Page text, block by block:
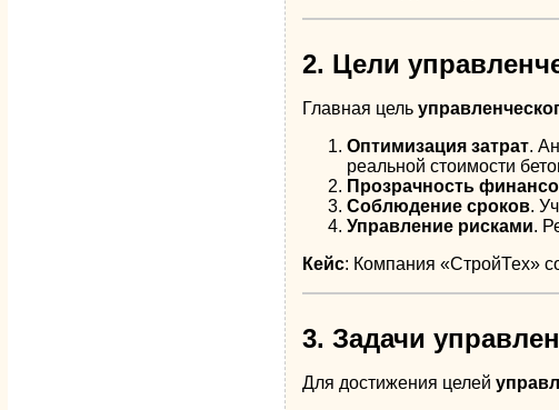
2. Цели
Главная цель
Оптимизация затрат.
реальной стоимости
Прозрачность
Соблюдение сроков.
Управление рисками.
Кейс: Компания «СтройТех»
3. Задачи
Для достижения целей